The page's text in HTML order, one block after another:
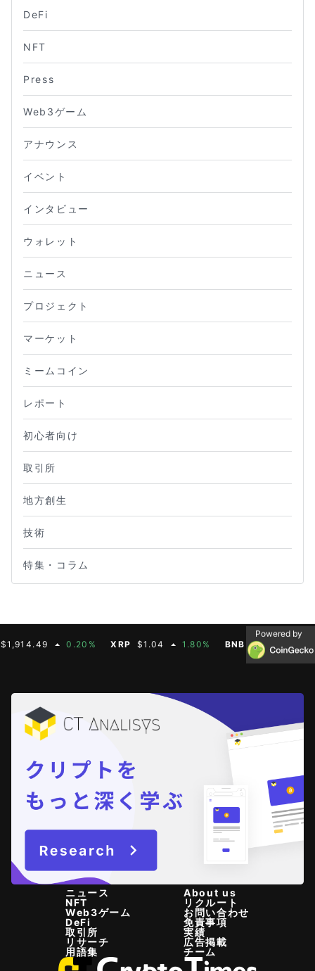
DeFi
NFT
Press
Web3ゲーム
アナウンス
イベント
インタビュー
ウォレット
ニュース
プロジェクト
マーケット
ミームコイン
レポート
初心者向け
取引所
地方創生
技術
特集・コラム
0.20% XRP $1.04 1.80% BNB $603.21 1.90%
Powered by
ニュース
NFT
Web3ゲーム
DeFi
取引所
リサーチ
用語集
About us
リクルート
お問い合わせ
免責事項
実績
広告掲載
チーム